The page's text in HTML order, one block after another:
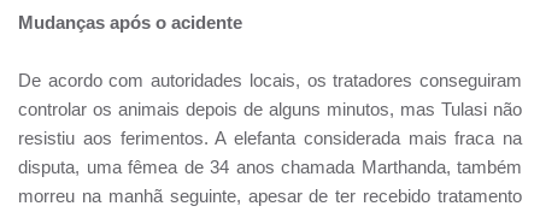
Mudanças após o acidente
De acordo com autoridades locais, os tratadores conseguiram
controlar os animais depois de alguns minutos, mas Tulasi não
resistiu aos ferimentos. A elefanta considerada mais fraca na
disputa, uma fêmea de 34 anos chamada Marthanda, também
morreu na manhã seguinte, apesar de ter recebido tratamento